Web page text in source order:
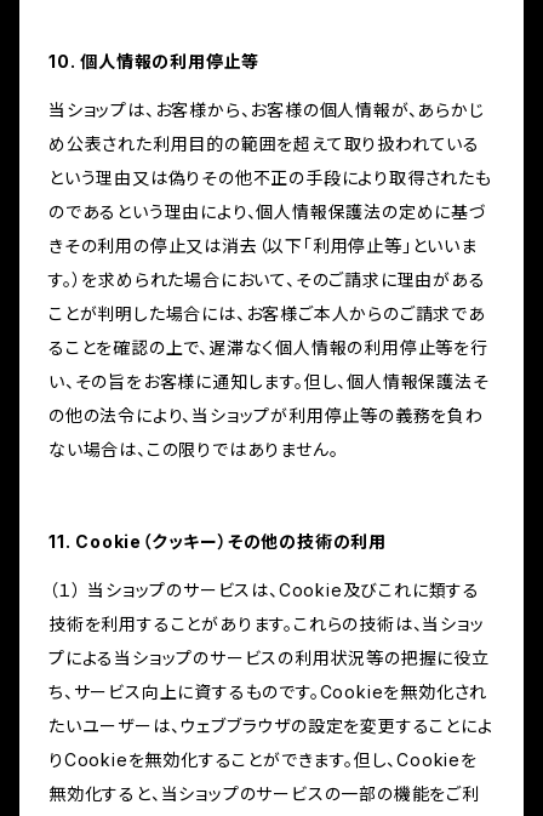
10. 個人情報の利用停止等
当ショップは、お客様から、お客様の個人情報が、あらかじ
め公表された利用目的の範囲を超えて取り扱われている
という理由又は偽りその他不正の手段により取得されたも
のであるという理由により、個人情報保護法の定めに基づ
きその利用の停止又は消去（以下「利用停止等」といいま
す。）を求められた場合において、そのご請求に理由がある
ことが判明した場合には、お客様ご本人からのご請求であ
ることを確認の上で、遅滞なく個人情報の利用停止等を行
い、その旨をお客様に通知します。但し、個人情報保護法そ
の他の法令により、当ショップが利用停止等の義務を負わ
ない場合は、この限りではありません。
11. Cookie（クッキー）その他の技術の利用
（１） 当ショップのサービスは、Cookie及びこれに類する
技術を利用することがあります。これらの技術は、当ショッ
プによる当ショップのサービスの利用状況等の把握に役立
ち、サービス向上に資するものです。Cookieを無効化され
たいユーザーは、ウェブブラウザの設定を変更することによ
りCookieを無効化することができます。但し、Cookieを
無効化すると、当ショップのサービスの一部の機能をご利